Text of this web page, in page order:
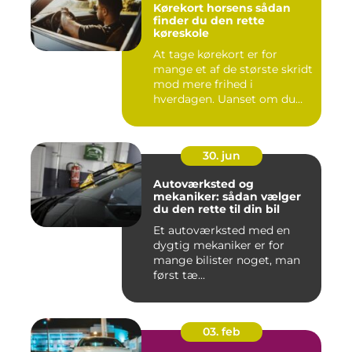
Kørekort horsens sådan
finder du den rette
køreskole
At tage kørekort er for
mange et af de største skridt
mod mere frihed i
hverdagen. Uanset om du
30. jun
Autoværksted og
mekaniker: sådan vælger
du den rette til din bil
Et autoværksted med en
dygtig mekaniker er for
mange bilister noget, man
først tæ...
03. feb